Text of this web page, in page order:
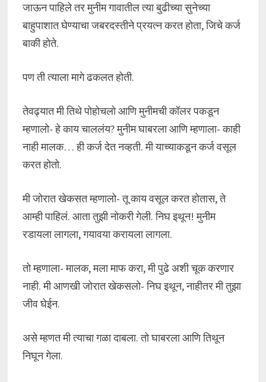
जाऊन पाहिले तर मुनीम गावातील त्या बुढीच्या सुनेच्या
बाहुपाशात घेण्याचा जबरदस्तीने प्रयत्न करत होता, जिचे कर्ज
बाकी होते.
पण ती त्याला मागे ढकलत होती.
तेवढ्यात मी तिथे पोहोचलो आणि मुनीमची कॉलर पकडून
म्हणालो- हे काय चाललंय? मुनीम घाबरला आणि म्हणाला- काही
नाही मालक… ही कर्ज देत नव्हती. मी याच्याकडून कर्ज वसूल
करत होतो.
मी जोरात खेकसत म्हणालो- तू काय वसूल करत होतास, ते
आम्ही पाहिलं. आता तुझी नोकरी गेली. निघ इथून! मुनीम
रडायला लागला, गयावया करायला लागला.
तो म्हणाला- मालक, मला माफ करा, मी पुढे अशी चूक करणार
नाही. मी आणखी जोरात खेकसलो- निघ इथून, नाहीतर मी तुझा
जीव घेईन.
असे म्हणत मी त्याचा गळा दाबला. तो घाबरला आणि तिथून
निघून गेला.